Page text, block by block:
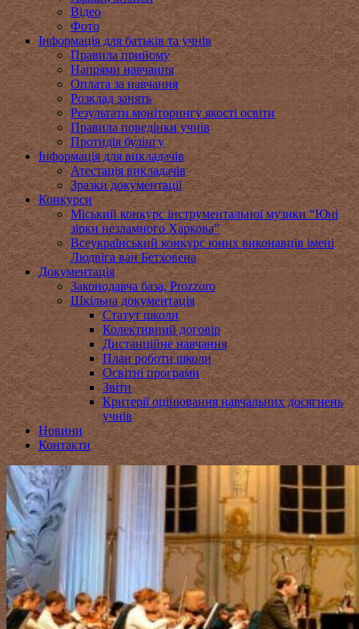
Відео
Фото
Інформація для батьків та учнів
Правила прийому
Напрями навчання
Оплата за навчання
Розклад занять
Результати моніторингу якості освіти
Правила поведінки учнів
Протидія булінгу
Інформація для викладачів
Атестація викладачів
Зразки документації
Конкурси
Міський конкурс інструментальної музики “Юні
зірки незламного Харкова”
Всеукраїнський конкурс юних виконавців імені
Людвіга ван Бетховена
Документація
Законодавча база, Prozzoro
Шкільна документація
Статут школи
Колективний договір
Дистанційне навчання
План роботи школи
Освітні програми
Звіти
Критерії оцінювання навчальних досягнень
учнів
Новини
Контакти